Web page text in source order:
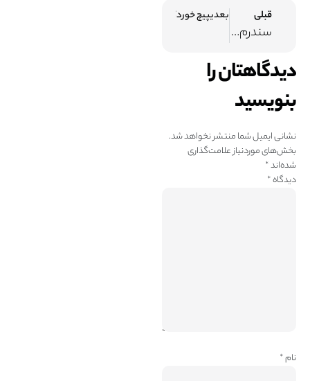
قبلی
سندرم تونل کارپال در بارداری
بعدیپیچ خوردگی مچ پا
دیدگاهتان را
بنویسید
نشانی ایمیل شما منتشر نخواهد شد.
بخش‌های موردنیاز علامت‌گذاری
شده‌اند*
دیدگاه*
نام*